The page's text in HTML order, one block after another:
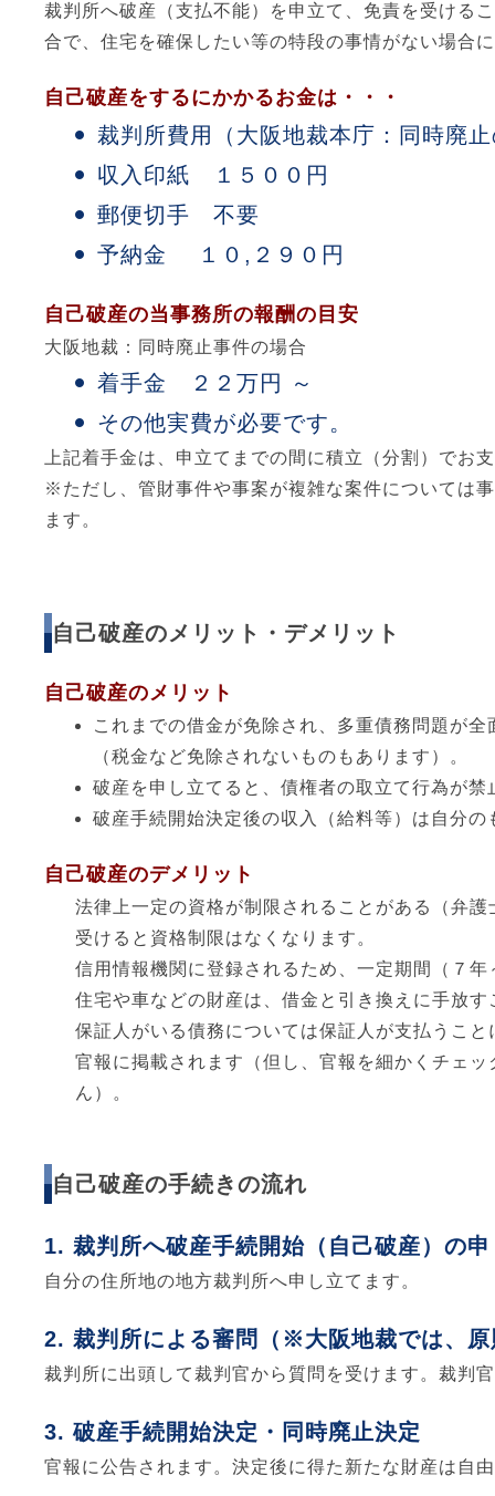
裁判所へ破産（支払不能）を申立て、免責を受ける
合で、住宅を確保したい等の特段の事情がない場合
自己破産をするにかかるお金は・・・
裁判所費用（大阪地裁本庁：同時廃
収入印紙 １５００円
郵便切手 不要
予納金 １０,２９０円
自己破産の当事務所の報酬の目安
大阪地裁：同時廃止事件の場合
着手金 ２２万円 ～
その他実費が必要です。
上記着手金は、申立てまでの間に積立（分割）でお
※ただし、管財事件や事案が複雑な案件については
ます。
自己破産のメリット・デメリット
自己破産のメリット
これまでの借金が免除され、多重債務問題が全
（税金など免除されないものもあります）。
破産を申し立てると、債権者の取立て行為が禁
破産手続開始決定後の収入（給料等）は自分の
自己破産のデメリット
法律上一定の資格が制限されることがある（弁
受けると資格制限はなくなります。
信用情報機関に登録されるため、一定期間（７
住宅や車などの財産は、借金と引き換えに手放す
保証人がいる債務については保証人が支払うこと
官報に掲載されます（但し、官報を細かくチェ
ん）。
自己破産の手続きの流れ
裁判所へ破産手続開始（自己破産）の
自分の住所地の地方裁判所へ申し立てます。
裁判所による審問（※大阪地裁では、
裁判所に出頭して裁判官から質問を受けます。裁判
破産手続開始決定・同時廃止決定
官報に公告されます。決定後に得た新たな財産は自